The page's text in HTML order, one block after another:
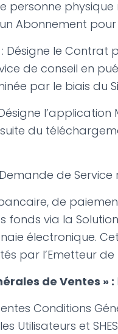
personne
Abonnement pour
: Désigne le Contrat
de conseil en
par le biais du
du
Demande de
de
fonds via la
électronique.
par l’Emetteur de
de Ventes » :
Conditions
Utilisateurs et